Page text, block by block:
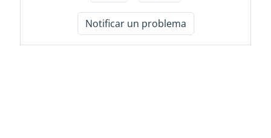
Notificar un problema